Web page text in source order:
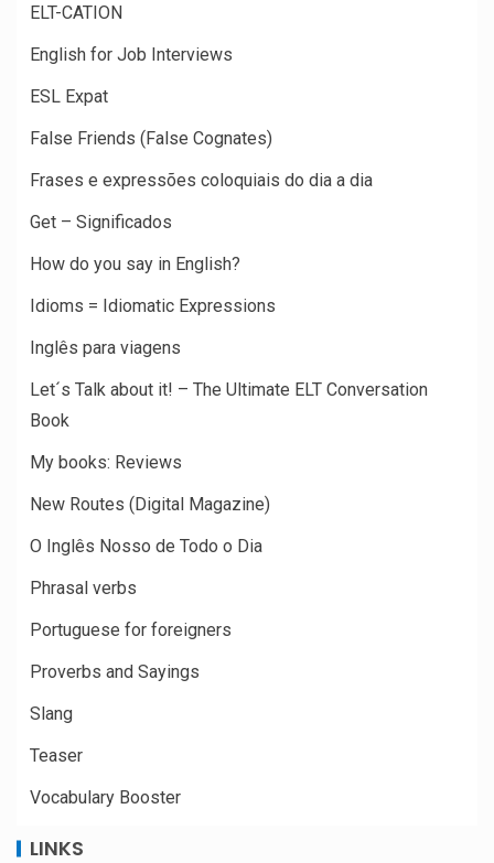
ELT-CATION
English for Job Interviews
ESL Expat
False Friends (False Cognates)
Frases e expressões coloquiais do dia a dia
Get – Significados
How do you say in English?
Idioms = Idiomatic Expressions
Inglês para viagens
Let´s Talk about it! – The Ultimate ELT Conversation
Book
My books: Reviews
New Routes (Digital Magazine)
O Inglês Nosso de Todo o Dia
Phrasal verbs
Portuguese for foreigners
Proverbs and Sayings
Slang
Teaser
Vocabulary Booster
LINKS